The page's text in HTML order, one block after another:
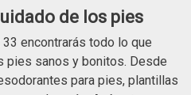
de los pies
33 encontrarás todo lo que
pies sanos y bonitos. Desde
para pies, plantillas